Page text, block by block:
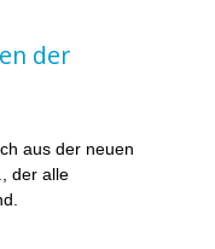
der
aus der neuen
der alle